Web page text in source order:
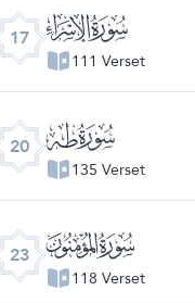
17 ﮝ
111 Verset
20 ﮠ
135 Verset
23 ﮣ
118 Verset